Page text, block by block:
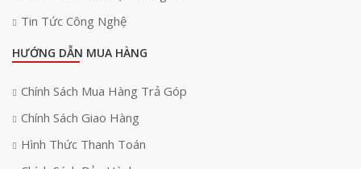
Tin Tức Công Nghệ
HƯỚNG DẪN MUA HÀNG
Chính Sách Mua Hàng Trả Góp
Chính Sách Giao Hàng
Hình Thức Thanh Toán